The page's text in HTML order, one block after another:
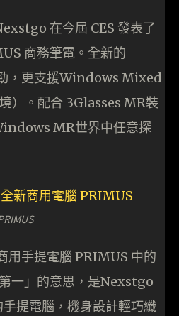
在今屆 CES 發表了
商務筆電。全新的
，更支援Windows Mixed
）。配合 3Glasses MR裝
MR世界中任意探
用手提電腦 PRIMUS 中的
一」的意思，是Nexstgo
提電腦，機身設計輕巧纖